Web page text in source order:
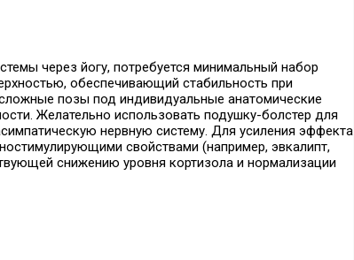
через йогу, потребуется минимальный набор
обеспечивающий стабильность при
позы под индивидуальные анатомические
Желательно использовать подушку-болстер для
нервную систему. Для усиления эффекта
свойствами (например, эвкалипт,
снижению уровня кортизола и нормализации